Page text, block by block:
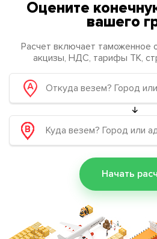
Оцените
вашего
Расчет включает таможенное
акцизы, НДС, тарифы ТК,
Начать